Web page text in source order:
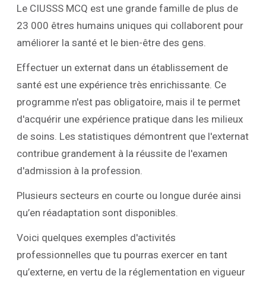
Le CIUSSS MCQ est une grande famille de plus de
23 000 êtres humains uniques qui collaborent pour
améliorer la santé et le bien-être des gens.
Effectuer un externat dans un établissement de
santé est une expérience très enrichissante. Ce
programme n'est pas obligatoire, mais il te permet
d'acquérir une expérience pratique dans les milieux
de soins. Les statistiques démontrent que l'externat
contribue grandement à la réussite de l'examen
d'admission à la profession.
Plusieurs secteurs en courte ou longue durée ainsi
qu’en réadaptation sont disponibles.
Voici quelques exemples d'activités
professionnelles que tu pourras exercer en tant
qu’externe, en vertu de la réglementation en vigueur